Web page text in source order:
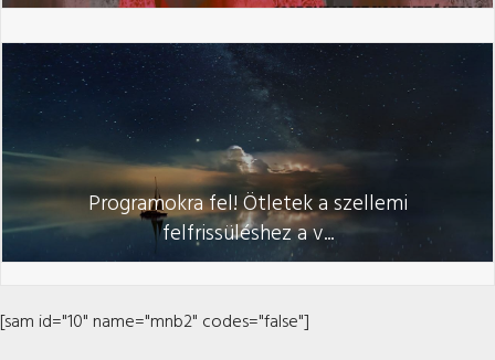
Programokra fel! Ötletek a szellemi
felfrissüléshez a v...
[sam id="10" name="mnb2" codes="false"]